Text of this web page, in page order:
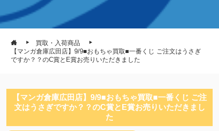
買取・入荷商品
【マンガ倉庫広田店】9/9■おもちゃ買取■一番くじ ご注文はうさぎ
ですか？？のC賞とE賞お売りいただきました
【マンガ倉庫広田店】9/9■おもちゃ買取■一番くじ ご注
文はうさぎですか？？のC賞とE賞お売りいただきまし
た